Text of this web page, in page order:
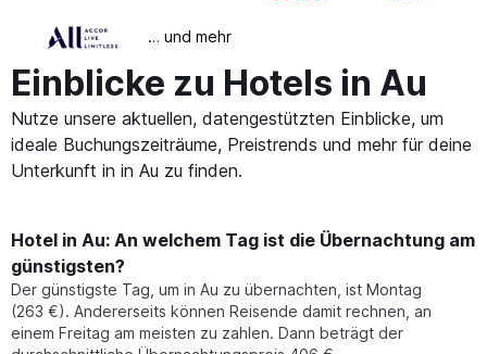
… und mehr
Einblicke zu Hotels in Au
Nutze unsere aktuellen, datengestützten Einblicke, um
ideale Buchungszeiträume, Preistrends und mehr für deine
Unterkunft in in Au zu finden.
Hotel in Au: An welchem Tag ist die Übernachtung am
günstigsten?
Der günstigste Tag, um in Au zu übernachten, ist Montag
(263 €). Andererseits können Reisende damit rechnen, an
einem Freitag am meisten zu zahlen. Dann beträgt der